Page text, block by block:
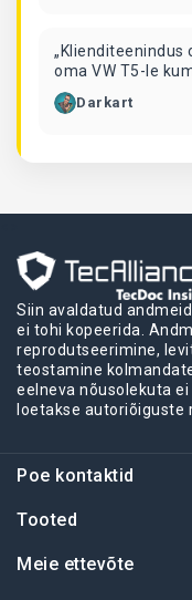
„Klienditeenindus
oma VW T5-le
sellele isiklikult
pakiautomaadist.
Darkart
Siin avaldatud
ei tohi kopeerida.
reprodutseerimine,
teostamine
eelneva nõusolekuta
loetakse autoriõiguste
Poe kontaktid
Tooted
Meie ettevõte